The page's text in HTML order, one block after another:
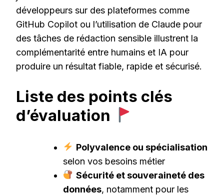
développeurs sur des plateformes comme
GitHub Copilot ou l’utilisation de Claude pour
des tâches de rédaction sensible illustrent la
complémentarité entre humains et IA pour
produire un résultat fiable, rapide et sécurisé.
Liste des points clés
d’évaluation
Polyvalence ou spécialisation
selon vos besoins métier
Sécurité et souveraineté des
données, notamment pour les